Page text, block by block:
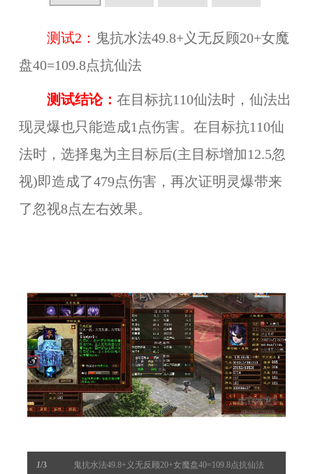
测试2： 鬼抗水法49.8+义无反顾20+女魔
盘40=109.8点抗仙法
测试结论： 在目标抗110仙法时，仙法出
现灵爆也只能造成1点伤害。在目标抗110仙
法时，选择鬼为主目标后(主目标增加12.5忽
视)即造成了479点伤害，再次证明灵爆带来
了忽视8点左右效果。
1/3 鬼抗水法49.8+义无反顾20+女魔盘40=109.8点抗仙法